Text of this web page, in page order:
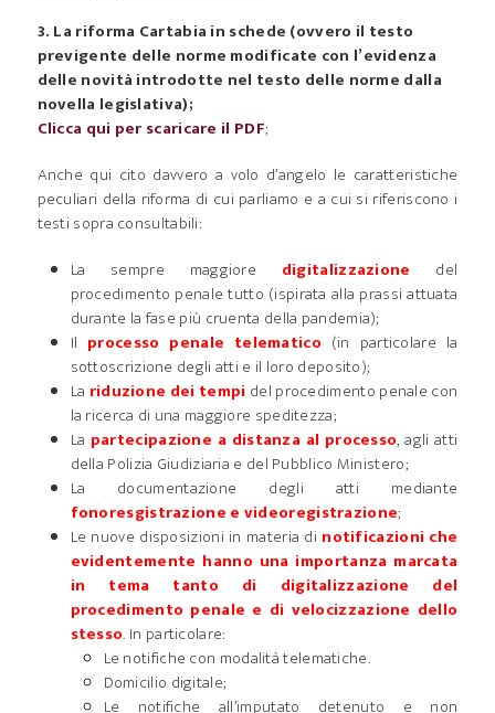
3. La riforma Cartabia in schede (ovvero il testo
previgente delle norme modificate con l’evidenza
delle novità introdotte nel testo delle norme dalla
novella legislativa);
Clicca qui per scaricare il PDF;
Anche qui cito davvero a volo d’angelo le caratteristiche
peculiari della riforma di cui parliamo e a cui si riferiscono i
testi sopra consultabili:
La sempre maggiore digitalizzazione
del
procedimento penale tutto (ispirata alla prassi attuata
durante la fase più cruenta della pandemia);
Il processo penale telematico (in particolare la
sottoscrizione degli atti e il loro deposito);
La riduzione dei tempi del procedimento penale con
la ricerca di una maggiore speditezza;
La partecipazione a distanza al processo, agli atti
della Polizia Giudiziaria e del Pubblico Ministero;
La documentazione degli atti mediante
fonoresgistrazione e videoregistrazione;
Le nuove disposizioni in materia di notificazioni che
evidentemente hanno una importanza marcata
in tema tanto di digitalizzazione del
procedimento penale e di velocizzazione dello
stesso. In particolare:
Le notifiche con modalità telematiche.
Domicilio digitale;
Le notifiche all’imputato detenuto e non